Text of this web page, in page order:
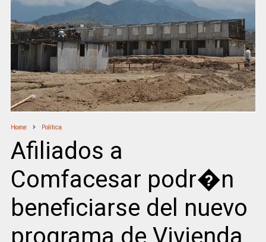
Home Politica
Afiliados a
Comfacesar podr�n
beneficiarse del nuevo